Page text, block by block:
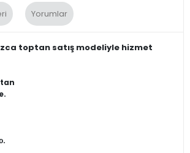
Yorumlar
toptan satış modeliyle hizmet